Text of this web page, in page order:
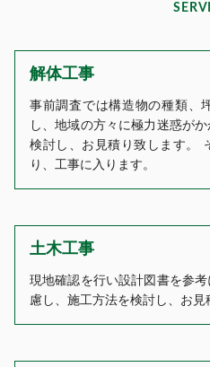
解体工事
事前調査では構造物の種類、
し、地域の方々に極力迷惑が
検討し、お見積り致します。
り、工事に入ります。
土木工事
現地確認を行い設計図書を参
慮し、施工方法を検討し、お見